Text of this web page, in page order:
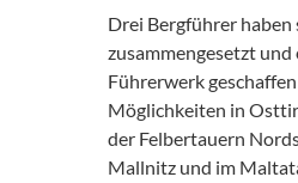
Drei Bergführer haben
zusammengesetzt
Führerwerk
Möglichkeiten in
der Felbertauern
Mallnitz und im